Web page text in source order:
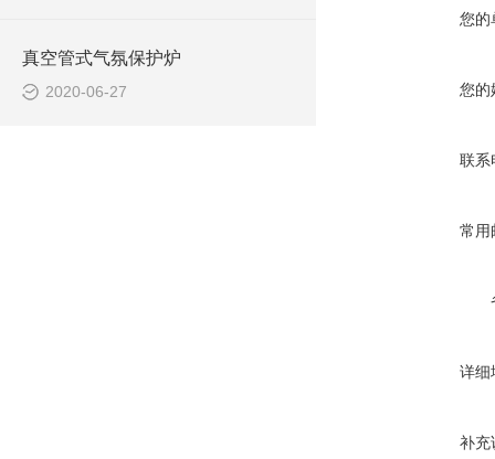
真空管式气氛保护炉
2020-06-27
您的
您的
联系
常用
详细
补充